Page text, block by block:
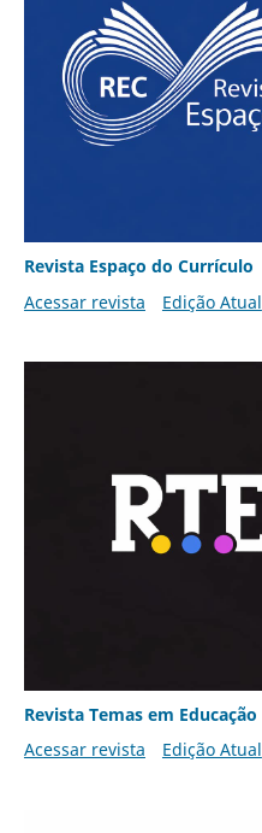
Revista Espaço do Currículo
Acessar revista
Edição Atual
Revista Temas em Educação
Acessar revista
Edição Atual